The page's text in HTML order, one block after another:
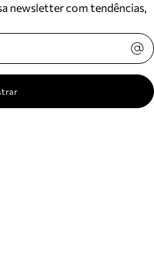
newsletter com tendências,